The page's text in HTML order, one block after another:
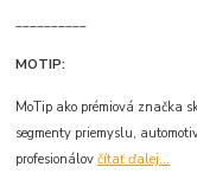
MOTIP:
MoTip ako prémiová značka
segmenty priemyslu,
profesionálovčítať ďalej...